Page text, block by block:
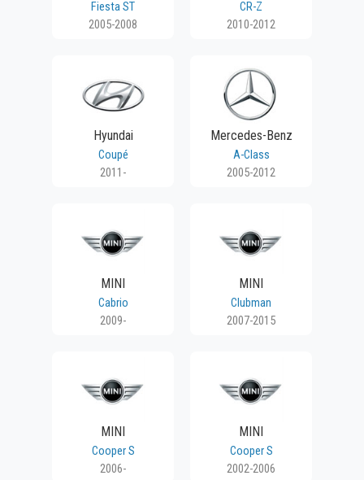
Fiesta ST
2005-2008
CR-Z
2010-2012
Hyundai
Coupé
2011-
Mercedes-Benz
A-Class
2005-2012
MINI
Cabrio
2009-
MINI
Clubman
2007-2015
MINI
Cooper S
2006-
MINI
Cooper S
2002-2006